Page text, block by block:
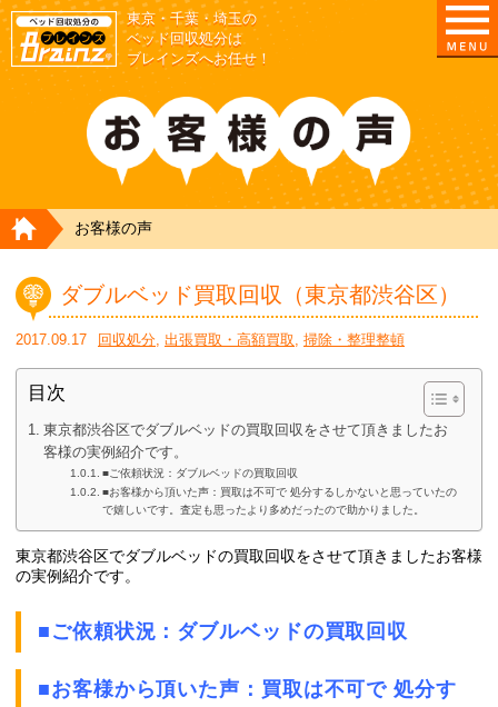
東京・千葉・埼玉の
ベッド回収処分は
ブレインズへお任せ！
HOME
お客様の声
ダブルベッド買取回収（東京都渋谷区）
2017.09.17 回収処分, 出張買取・高額買取, 掃除・整理整頓
目次
東京都渋谷区でダブルベッドの買取回収をさせて頂きましたお
客様の実例紹介です。
■ご依頼状況：ダブルベッドの買取回収
■お客様から頂いた声：買取は不可で 処分するしかないと思っていたの
で嬉しいです。査定も思ったより多めだったので助かりました。
東京都渋谷区でダブルベッドの買取回収をさせて頂きましたお客様
の実例紹介です。
■ご依頼状況：ダブルベッドの買取回収
■お客様から頂いた声：買取は不可で 処分す